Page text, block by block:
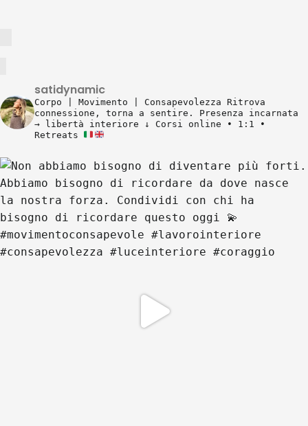
satidynamic
Corpo | Movimento | Consapevolezza Ritrova
connessione, torna a sentire.
Presenza incarnata
→ libertà interiore ↓ Corsi online • 1:1 •
Retreats